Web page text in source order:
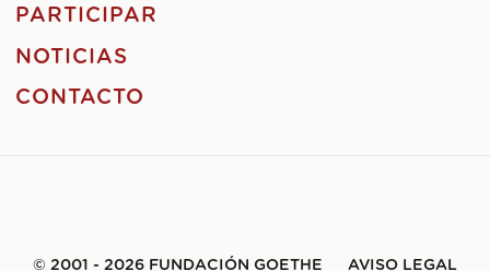
PARTICIPAR
NOTICIAS
CONTACTO
© 2001 - 2026 FUNDACIÓN GOETHE AVISO LEGAL